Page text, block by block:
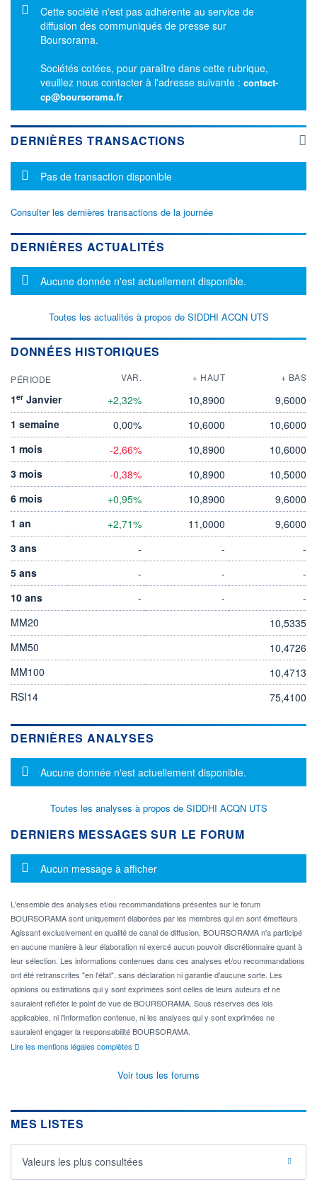
Message d'information
Cette société n'est pas adhérente au service de
diffusion des communiqués de presse sur
Boursorama.
Sociétés cotées, pour paraître dans cette rubrique,
veuillez nous contacter à l'adresse suivante : contact-
cp@boursorama.fr
DERNIÈRES TRANSACTIONS
Message d'information
Pas de transaction disponible
Consulter les dernières transactions de la journée
DERNIÈRES ACTUALITÉS
Message d'information
Aucune donnée n'est actuellement disponible.
Toutes les actualités à propos de SIDDHI ACQN UTS
DONNÉES HISTORIQUES
PÉRIODE VAR. + HAUT + BAS
1er Janvier +2,32% 10,8900
9,6000
1 semaine
0,00% 10,6000
10,6000
1 mois
-2,66% 10,8900
10,6000
3 mois
-0,38% 10,8900
10,5000
6 mois
+0,95% 10,8900
9,6000
1 an
+2,71% 11,0000
9,6000
3 ans
- -
-
5 ans
- -
-
10 ans
- -
-
MM20
10,5335
MM50
10,4726
MM100
10,4713
RSI14
75,4100
DERNIÈRES ANALYSES
Message d'information
Aucune donnée n'est actuellement disponible.
Toutes les analyses à propos de SIDDHI ACQN UTS
DERNIERS MESSAGES SUR LE FORUM
Message d'information
Aucun message à afficher
L'ensemble des analyses et/ou recommandations présentes sur le forum
BOURSORAMA sont uniquement élaborées par les membres qui en sont émetteurs.
Agissant exclusivement en qualité de canal de diffusion, BOURSORAMA n'a participé
en aucune manière à leur élaboration ni exercé aucun pouvoir discrétionnaire quant à
leur sélection. Les informations contenues dans ces analyses et/ou recommandations
ont été retranscrites "en l'état", sans déclaration ni garantie d'aucune sorte. Les
opinions ou estimations qui y sont exprimées sont celles de leurs auteurs et ne
sauraient refléter le point de vue de BOURSORAMA. Sous réserves des lois
applicables, ni l'information contenue, ni les analyses qui y sont exprimées ne
sauraient engager la responsabilité BOURSORAMA.
Lire les mentions légales complètes
Voir tous les forums
MES LISTES
Valeurs les plus consultées